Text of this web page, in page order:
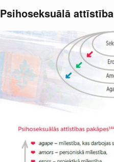
Psihoseksuālā attīstība